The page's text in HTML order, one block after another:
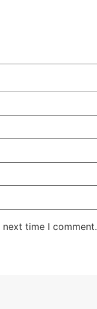
time I comment.